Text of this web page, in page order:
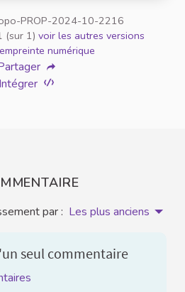
PROP-2024-10-2216
(sur 1) voir les autres versions
numérique
Intégrer
par : Les plus anciens
seul commentaire